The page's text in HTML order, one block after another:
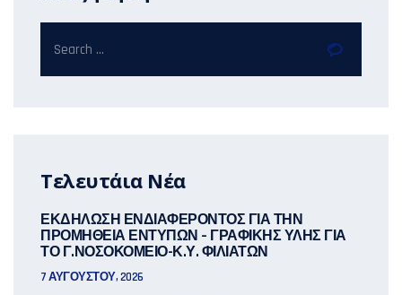
Τελευτάια Νέα
ΕΚΔΗΛΩΣΗ ΕΝΔΙΑΦΕΡΟΝΤΟΣ ΓΙΑ ΤΗΝ
ΠΡΟΜΗΘΕΙΑ ΕΝΤΥΠΩΝ – ΓΡΑΦΙΚΗΣ ΥΛΗΣ ΓΙΑ
ΤΟ Γ.ΝΟΣΟΚΟΜΕΙΟ-Κ.Υ. ΦΙΛΙΑΤΩΝ
7 ΑΥΓΟΎΣΤΟΥ, 2026